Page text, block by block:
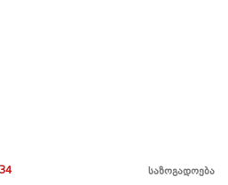
საზოგადოება